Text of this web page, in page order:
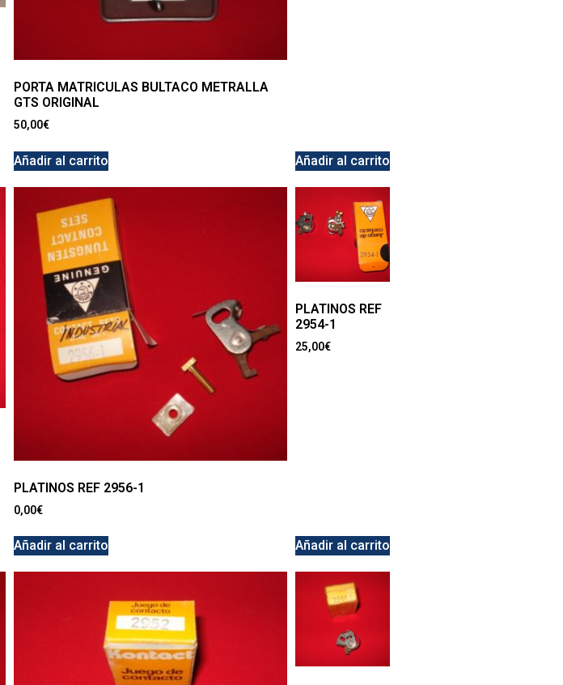
PORTA MATRICULAS BULTACO METRALLA
GTS ORIGINAL
50,00€
Añadir al carrito Añadir al carrito
PLATINOS REF 2956-1
0,00€
Añadir al carrito
PLATINOS REF
2954-1
25,00€
Añadir al carrito